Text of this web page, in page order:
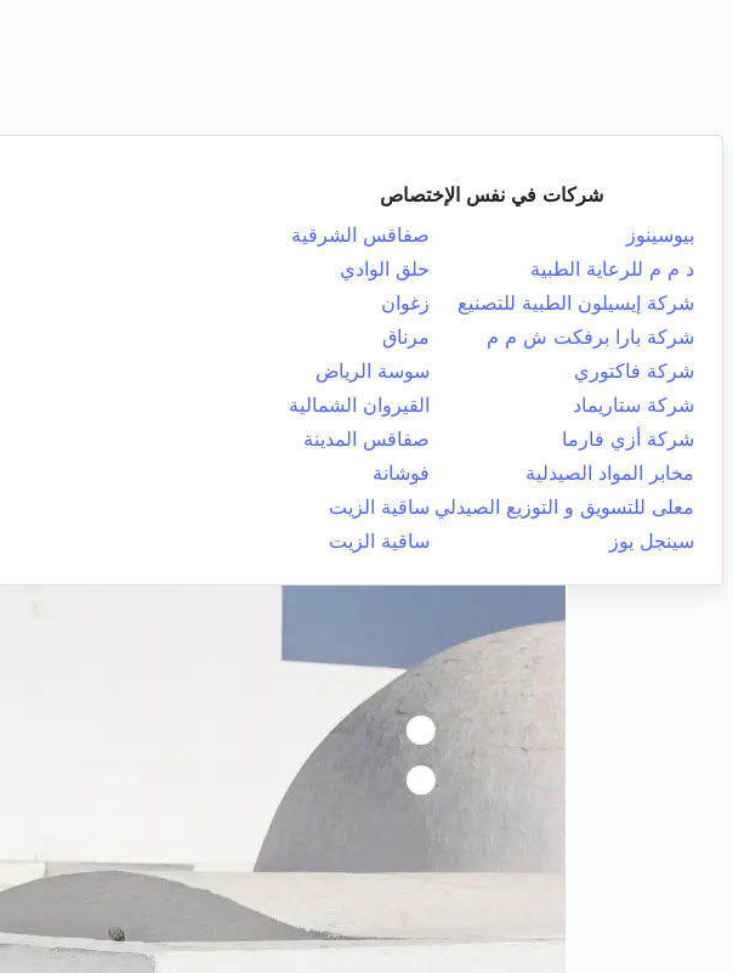
شركات في نفس الإختصاص
بيوسينوز
صفاقس الشرقية
د م م للرعاية الطبية
حلق الوادي
شركة إيسيلون الطبية للتصنيع
زغوان
شركة بارا برفكت ش م م
مرناق
شركة فاكتوري
سوسة الرياض
شركة ستاريماد
القيروان الشمالية
شركة أزي فارما
صفاقس المدينة
مخابر المواد الصيدلية
فوشانة
معلى للتسويق و التوزيع الصيدلي ساقية الزيت
سينجل يوز
ساقية الزيت